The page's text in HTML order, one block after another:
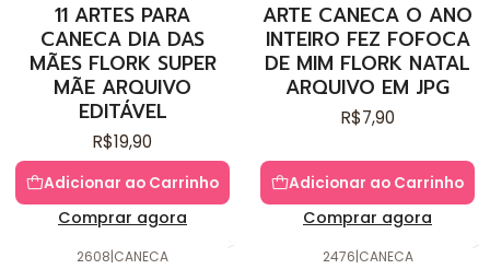
11 ARTES PARA
CANECA DIA DAS
MÃES FLORK SUPER
MÃE ARQUIVO
EDITÁVEL
R$19,90
Adicionar ao Carrinho
Comprar agora
ARTE CANECA O ANO
INTEIRO FEZ FOFOCA
DE MIM FLORK NATAL
ARQUIVO EM JPG
R$7,90
Adicionar ao Carrinho
Comprar agora
2608|CANECA 2476|CANECA